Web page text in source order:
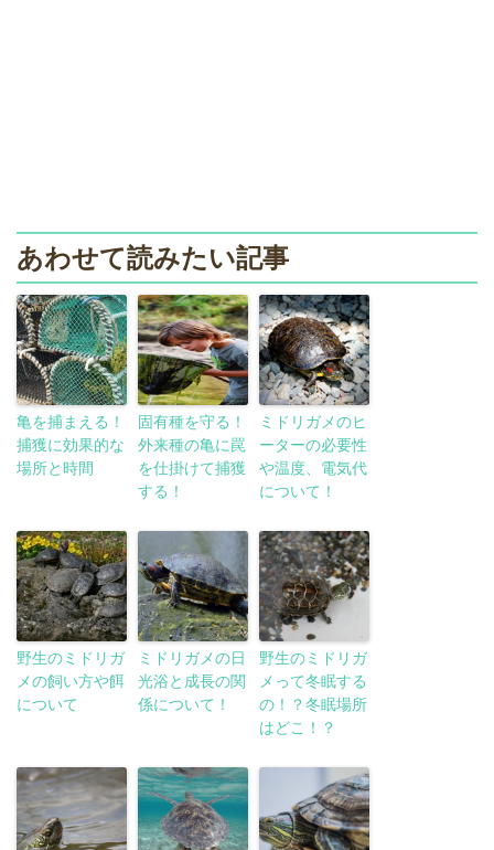
あわせて読みたい記事
亀を捕まえる！
捕獲に効果的な
場所と時間
固有種を守る！
外来種の亀に罠
を仕掛けて捕獲
する！
ミドリガメのヒ
ーターの必要性
や温度、電気代
について！
野生のミドリガ
メの飼い方や餌
について
ミドリガメの日
光浴と成長の関
係について！
野生のミドリガ
メって冬眠する
の！？冬眠場所
はどこ！？